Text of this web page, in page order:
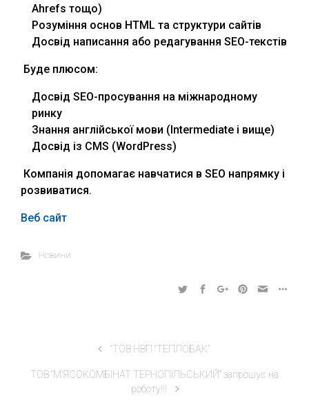
Ahrefs тощо)
Розуміння основ HTML та структури сайтів
Досвід написання або редагування SEO-текстів
Буде плюсом:
Досвід SEO-просування на міжнародному
ринку
Знання англійської мови (Intermediate і вище)
Досвід із CMS (WordPress)
Компанія допомагає навчатися в SEO напрямку і
розвиватися.
Веб сайт
Новини
“ТОВ НВП “ТЕПЛОБАК”
ТОВ “М’ЯСОКОМБІНАТ ТЕРНОПІЛЬСЬКИЙ” запрошує на
роботу!!!